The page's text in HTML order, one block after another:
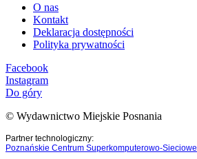
O nas
Kontakt
Deklaracja dostępności
Polityka prywatności
Facebook
Instagram
Do góry
© Wydawnictwo Miejskie Posnania
Partner technologiczny:
Poznańskie Centrum Superkomputerowo-Sieciowe